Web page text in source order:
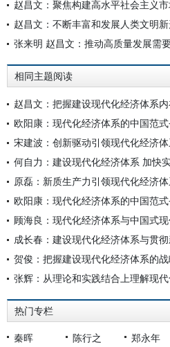
赵昌文：聚焦构建高水平社会主义
赵昌文：不断丰富和发展人类文明
张来明 赵昌文：推动高质量发展需
相同主题阅读
赵昌文：把握建设现代化经济体系
宋建波：创新驱动引领现代化经济
何自力：建设现代化经济体系 加快
原磊：新质生产力引领现代化经济
顾海良：现代化经济体系与中国式
成长春：建设现代化经济体系与贯
贺俊：把握建设现代化经济体系的
张辉：从理论和实践结合上理解现
热门专栏
秦晖 陈行之 郑永年